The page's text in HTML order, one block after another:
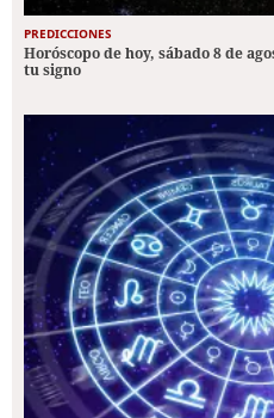
PREDICCIONES
Horóscopo de hoy, sábado 8 de
tu signo